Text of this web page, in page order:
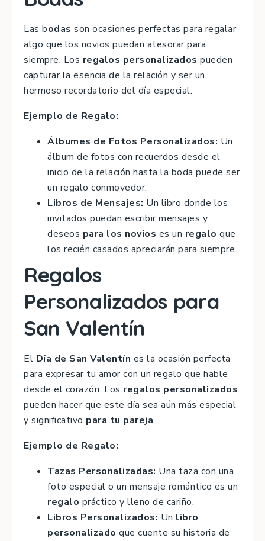
Las bodas son ocasiones perfectas para regalar
algo que los novios puedan atesorar para
siempre. Los regalos personalizados pueden
capturar la esencia de la relación y ser un
hermoso recordatorio del día especial.
Ejemplo de Regalo:
Álbumes de Fotos Personalizados: Un
álbum de fotos con recuerdos desde el
inicio de la relación hasta la boda puede ser
un regalo conmovedor.
Libros de Mensajes: Un libro donde los
invitados puedan escribir mensajes y
deseos para los novios es un regalo que
los recién casados apreciarán para siempre.
Regalos
Personalizados para
San Valentín
El Día de San Valentín es la ocasión perfecta
para expresar tu amor con un regalo que hable
desde el corazón. Los regalos personalizados
pueden hacer que este día sea aún más especial
y significativo para tu pareja.
Ejemplo de Regalo:
Tazas Personalizadas: Una taza con una
foto especial o un mensaje romántico es un
regalo práctico y lleno de cariño.
Libros Personalizados: Un libro
personalizado que cuente su historia de